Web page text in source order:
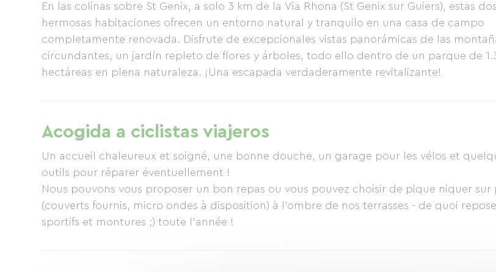
En las colinas sobre St Genix, a solo 3 km de la Via Rhona (St Genix sur Guiers), estas dos
hermosas habitaciones ofrecen un entorno natural y tranquilo en una casa de campo
completamente renovada. Disfrute de excepcionales vistas panorámicas de las
circundantes, un jardín repleto de flores y árboles, todo ello dentro de un parque de
hectáreas en plena naturaleza. ¡Una escapada verdaderamente revitalizante!
Acogida a ciclistas viajeros
Un accueil chaleureux et soigné, une bonne douche, un garage pour les vélos et
outils pour réparer éventuellement !
Nous pouvons vous proposer un bon repas ou vous pouvez choisir de pique niquer sur
(couverts fournis, micro ondes à disposition) à l'ombre de nos terrasses - de quoi
sportifs et montures ;) toute l'année !